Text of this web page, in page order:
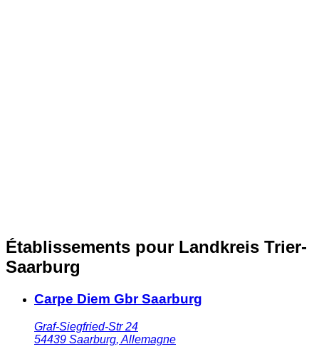
Établissements pour Landkreis Trier-
Saarburg
Carpe Diem Gbr Saarburg
Graf-Siegfried-Str 24
54439 Saarburg, Allemagne